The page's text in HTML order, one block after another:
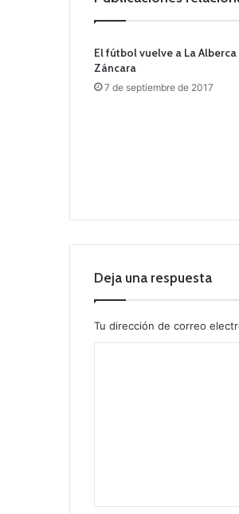
El fútbol vuelve a La Alberca
Záncara
7 de septiembre de 2017
Deja una respuesta
Tu dirección de correo